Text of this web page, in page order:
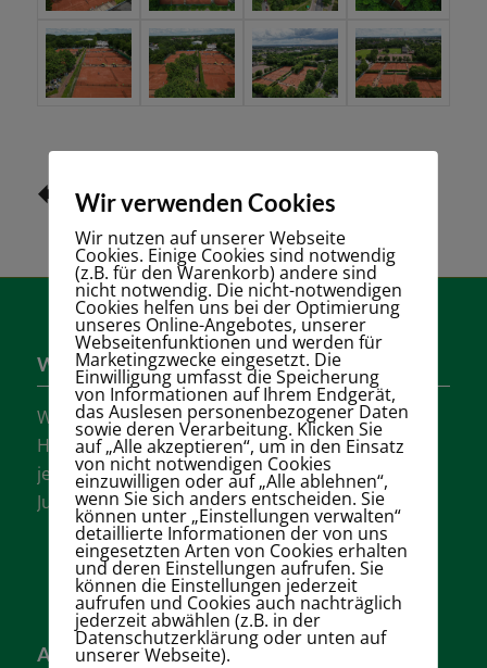
zurück
Wer sind wir?
Wir sind einer der größten Tennisvereine
Hannovers mit vielen aktiven Mannschaften in
jeder Altersklasse für Damen, Herren und
Jugendliche.
Adresse
Wir verwenden Cookies
Wir nutzen auf unserer Webseite
Cookies. Einige Cookies sind notwendig
(z.B. für den Warenkorb) andere sind
nicht notwendig. Die nicht-notwendigen
Cookies helfen uns bei der Optimierung
unseres Online-Angebotes, unserer
Webseitenfunktionen und werden für
Marketingzwecke eingesetzt. Die
Einwilligung umfasst die Speicherung
von Informationen auf Ihrem Endgerät,
das Auslesen personenbezogener Daten
sowie deren Verarbeitung. Klicken Sie
auf „Alle akzeptieren“, um in den Einsatz
von nicht notwendigen Cookies
einzuwilligen oder auf „Alle ablehnen“,
wenn Sie sich anders entscheiden. Sie
können unter „Einstellungen verwalten“
detaillierte Informationen der von uns
eingesetzten Arten von Cookies erhalten
und deren Einstellungen aufrufen. Sie
können die Einstellungen jederzeit
aufrufen und Cookies auch nachträglich
jederzeit abwählen (z.B. in der
Datenschutzerklärung oder unten auf
unserer Webseite).